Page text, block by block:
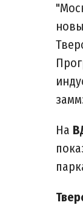
На